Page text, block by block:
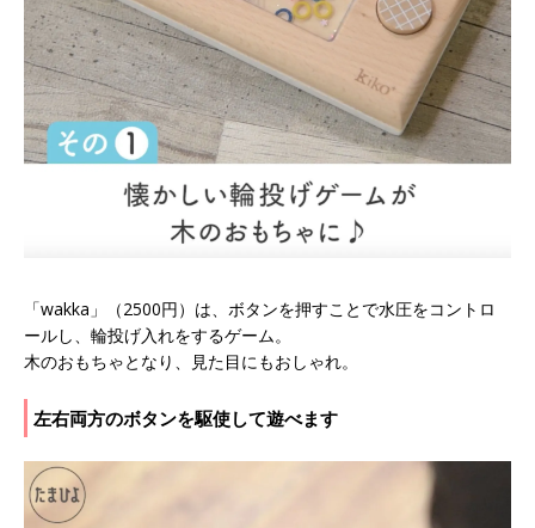
「wakka」（2500円）は、ボタンを押すことで水圧をコントロ
ールし、輪投げ入れをするゲーム。
木のおもちゃとなり、見た目にもおしゃれ。
左右両方のボタンを駆使して遊べます